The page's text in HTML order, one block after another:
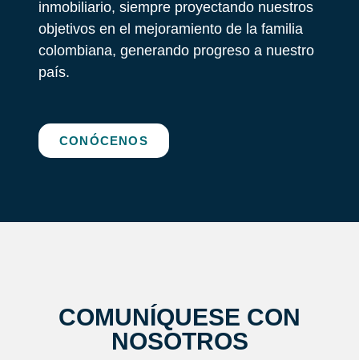
inmobiliario, siempre proyectando nuestros
objetivos en el mejoramiento de la familia
colombiana, generando progreso a nuestro
país.
CONÓCENOS
COMUNÍQUESE CON
NOSOTROS